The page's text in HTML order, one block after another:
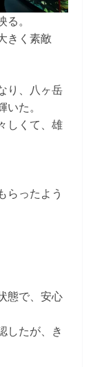
。
きく素敵
り、八ヶ岳
た。
しくて、雄
らったよう
態で、安心
したが、き